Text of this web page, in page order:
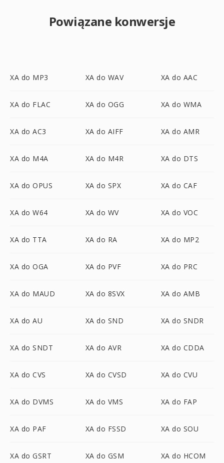
Powiązane konwersje
XA do MP3 XA do WAV XA do AAC
XA do FLAC XA do OGG XA do WMA
XA do AC3 XA do AIFF XA do AMR
XA do M4A XA do M4R XA do DTS
XA do OPUS XA do SPX XA do CAF
XA do W64 XA do WV XA do VOC
XA do TTA XA do RA XA do MP2
XA do OGA XA do PVF XA do PRC
XA do MAUD XA do 8SVX XA do AMB
XA do AU XA do SND XA do SNDR
XA do SNDT XA do AVR XA do CDDA
XA do CVS XA do CVSD XA do CVU
XA do DVMS XA do VMS XA do FAP
XA do PAF XA do FSSD XA do SOU
XA do GSRT XA do GSM XA do HCOM